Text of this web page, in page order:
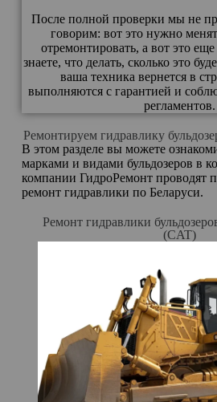
После полной проверки мы не
говорим: вот это нужно
отремонтировать, а вот это
знаете, что делать, сколько это
ваша техника вернется в
выполняются с гарантией и
регламентов.
Ремонтируем гидравлику
В этом разделе вы можете
марками и видами бульдозеров в
компании ГидроРемонт проводят
ремонт гидравлики по Беларуси.
Ремонт гидравлики
(CAT)